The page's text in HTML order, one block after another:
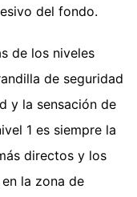
del fondo.
de los niveles
de seguridad
y la sensación de
1 es siempre la
directos y los
la zona de